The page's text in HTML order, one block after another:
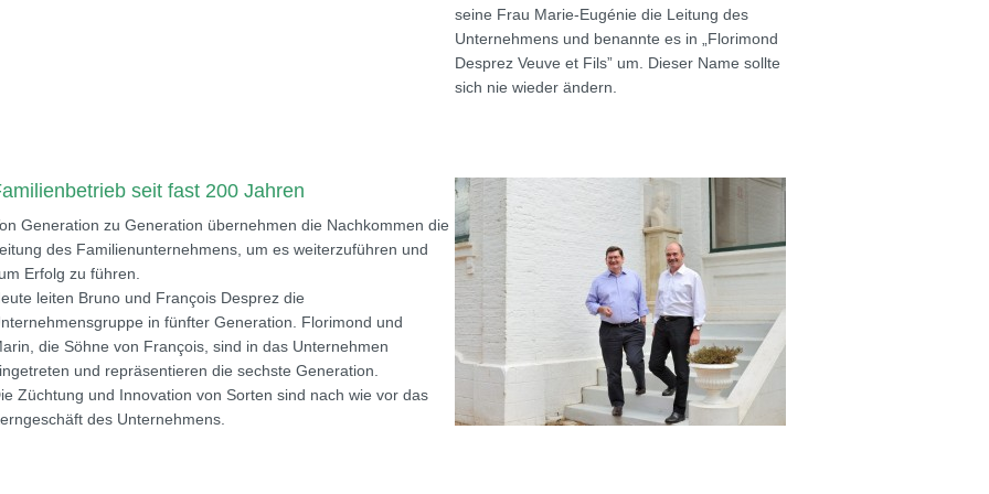
seine Frau Marie-Eugénie die Leitung des
Unternehmens und benannte es in „Florimond
Desprez Veuve et Fils” um. Dieser Name sollte
sich nie wieder ändern.
seit fast 200 Jahren
Generation zu Generation übernehmen die Nachkommen die
des Familienunternehmens, um es weiterzuführen und
Erfolg zu führen.
leiten Bruno und François Desprez die
in fünfter Generation. Florimond und
die Söhne von François, sind in das Unternehmen
und repräsentieren die sechste Generation.
Züchtung und Innovation von Sorten sind nach wie vor das
des Unternehmens.